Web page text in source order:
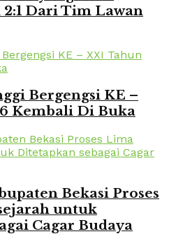
Dari Tim Lawan
Bergengsi KE –
Kembali Di Buka
Bekasi Proses
untuk
Cagar Budaya